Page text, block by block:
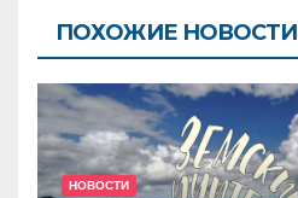
ПОХОЖИЕ НОВОСТИ
НОВОСТИ